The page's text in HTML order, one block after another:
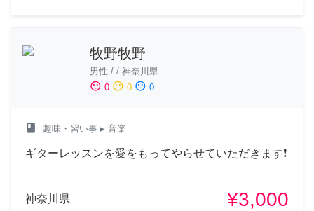
牧野牧野
男性 / / 神奈川県
sentiment_satisfied 0 sentiment_neutral 0 sentiment_dissatisfied 0
class 趣味・習い事 ▸ 音楽
ギターレッスンを愛をもってやらせていただきます❗
神奈川県 ¥3,000